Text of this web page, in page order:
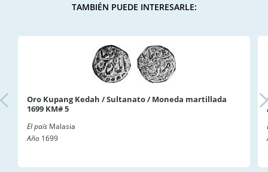
TAMBIÉN PUEDE INTERESARLE:
Oro Kupang Kedah / Sultanato / Moneda martillada
1699 KM# 5
El país Malasia
Año 1699